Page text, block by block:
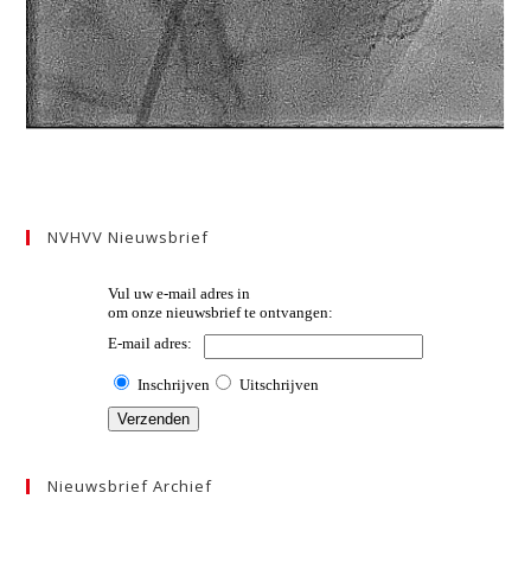
NVHVV Nieuwsbrief
Nieuwsbrief Archief